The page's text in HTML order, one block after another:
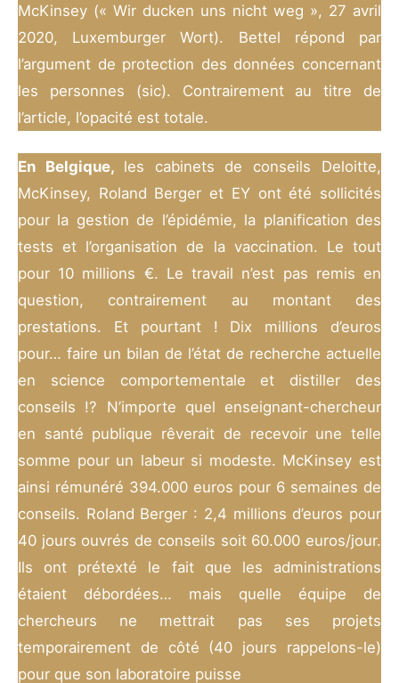
McKinsey (« Wir ducken uns nicht weg », 27 avril
2020, Luxemburger Wort). Bettel répond par
l’argument de protection des données concernant
les personnes (sic). Contrairement au titre de
l’article, l’opacité est totale.
En Belgique, les cabinets de conseils Deloitte,
McKinsey, Roland Berger et EY ont été sollicités
pour la gestion de l’épidémie, la planification des
tests et l’organisation de la vaccination. Le tout
pour 10 millions €. Le travail n’est pas remis en
question, contrairement au montant des
prestations. Et pourtant ! Dix millions d’euros
pour… faire un bilan de l’état de recherche actuelle
en science comportementale et distiller des
conseils !? N’importe quel enseignant-chercheur
en santé publique rêverait de recevoir une telle
somme pour un labeur si modeste. McKinsey est
ainsi rémunéré 394.000 euros pour 6 semaines de
conseils. Roland Berger : 2,4 millions d’euros pour
40 jours ouvrés de conseils soit 60.000 euros/jour.
Ils ont prétexté le fait que les administrations
étaient débordées… mais quelle équipe de
chercheurs ne mettrait pas ses projets
temporairement de côté (40 jours rappelons-le)
pour que son laboratoire puisse